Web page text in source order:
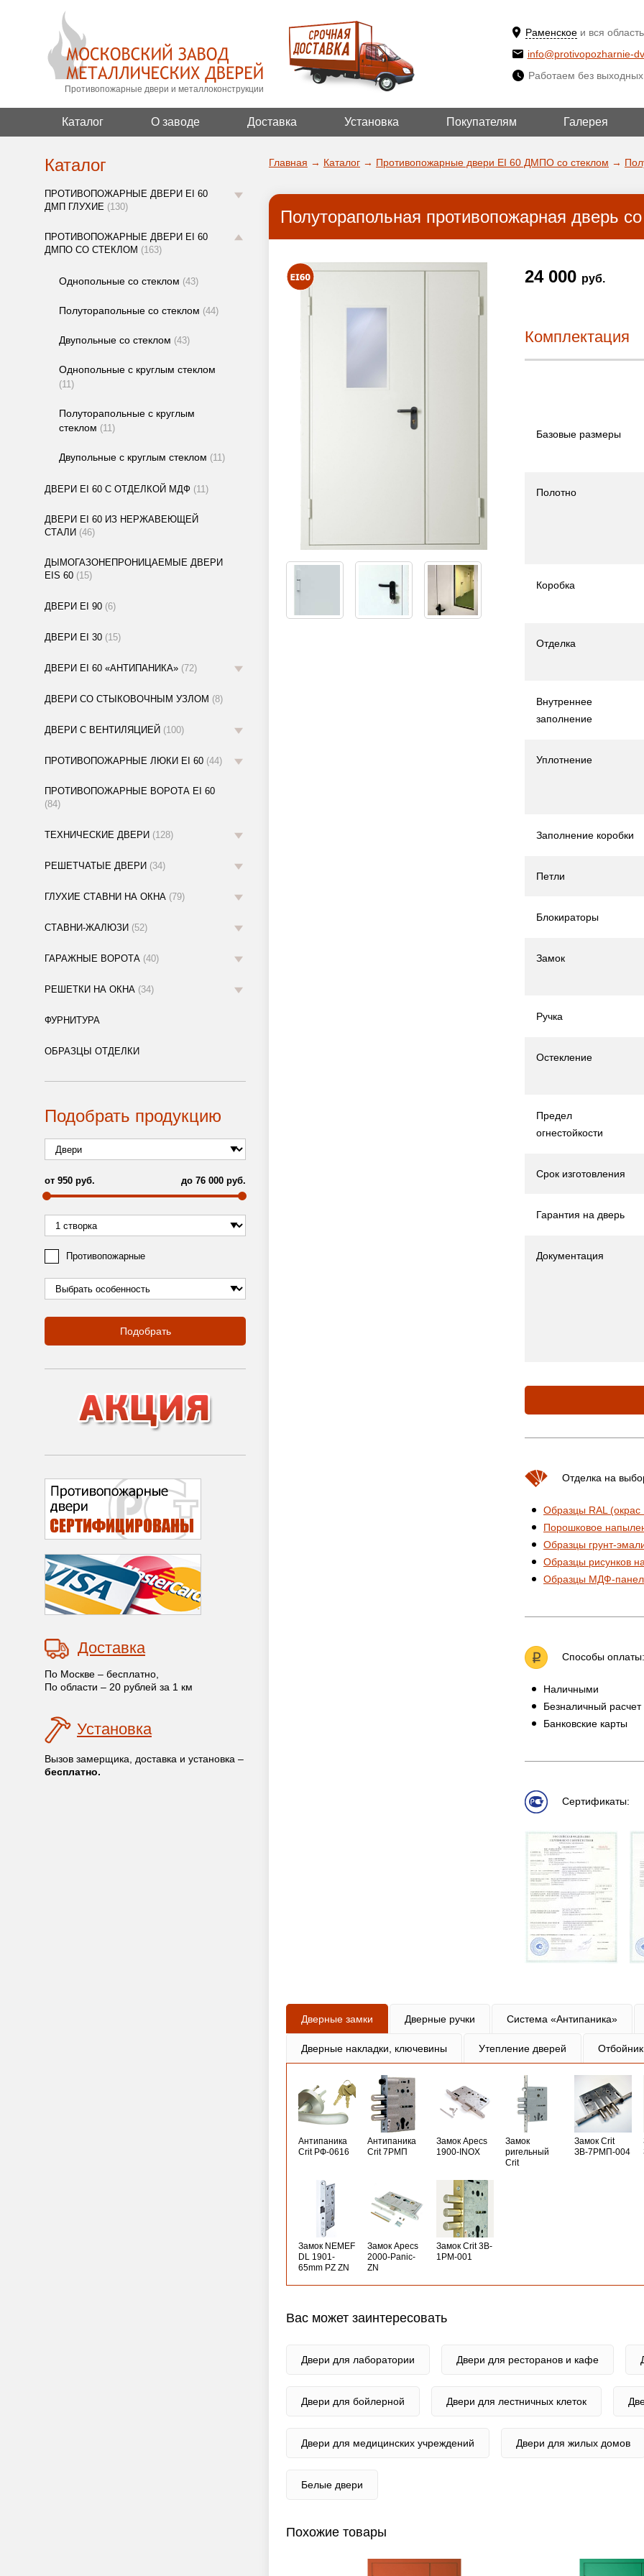
Противопожарные двери и металлоконструкции
Раменское и вся
ДА!
ВЫБРАТЬ
info@protivopozharnie-
Работаем без
Каталог О заводе Доставка Установка Покупателям Галерея
Каталог
ПРОТИВОПОЖАРНЫЕ ДВЕРИ EI 60
ДМП ГЛУХИЕ (130)
ПРОТИВОПОЖАРНЫЕ ДВЕРИ EI 60
ДМПО СО СТЕКЛОМ (163)
Однопольные со стеклом (43)
Полуторапольные со стеклом (44)
Двупольные со стеклом (43)
Однопольные с круглым стеклом
(11)
Полуторапольные с круглым
стеклом (11)
Двупольные с круглым стеклом (11)
ДВЕРИ EI 60 С ОТДЕЛКОЙ МДФ (11)
ДВЕРИ EI 60 ИЗ НЕРЖАВЕЮЩЕЙ
СТАЛИ (46)
ДЫМОГАЗОНЕПРОНИЦАЕМЫЕ ДВЕРИ
EIS 60 (15)
ДВЕРИ EI 90 (6)
ДВЕРИ EI 30 (15)
ДВЕРИ EI 60 «АНТИПАНИКА» (72)
ДВЕРИ СО СТЫКОВОЧНЫМ УЗЛОМ (8)
ДВЕРИ С ВЕНТИЛЯЦИЕЙ (100)
ПРОТИВОПОЖАРНЫЕ ЛЮКИ EI 60 (44)
ПРОТИВОПОЖАРНЫЕ ВОРОТА EI 60
(84)
ТЕХНИЧЕСКИЕ ДВЕРИ (128)
РЕШЕТЧАТЫЕ ДВЕРИ (34)
ГЛУХИЕ СТАВНИ НА ОКНА (79)
СТАВНИ-ЖАЛЮЗИ (52)
ГАРАЖНЫЕ ВОРОТА (40)
РЕШЕТКИ НА ОКНА (34)
ФУРНИТУРА
ОБРАЗЦЫ ОТДЕЛКИ
Подобрать продукцию
от 950 руб. до 76 000 руб.
Противопожарные
Подобрать
Доставка
По Москве – бесплатно,
По области – 20 рублей за 1 км
Установка
Вызов замерщика, доставка и установка –
бесплатно.
Главная → Каталог → Противопожарные двери EI 60 ДМПО со стеклом →
Полуторапольная противопожарная дверь
24 000 руб.
Комплектация
Базовые размеры
Полотно
Коробка
Отделка
Внутреннее
заполнение
Уплотнение
Заполнение коробки
Петли
Блокираторы
Замок
Ручка
Остекление
Предел
огнестойкости
Срок изготовления
Гарантия на дверь
Документация
Отделка на
Образцы RAL
Порошковое
Образцы грунт-
Образцы рисунков
Образцы МДФ-
Способы оплаты:
Наличными
Безналичный расчет
Банковские карты
Сертификаты:
Дверные замки Дверные ручки Система «Антипаника»
Дверные накладки, ключевины Утепление дверей
Антипаника
Crit РФ-0616
Антипаника
Crit 7РМП
Замок Apecs
1900-INOX
Замок
ригельный
Crit
Замок Crit
ЗВ-7РМП-004
Замок NEMEF
DL 1901-
65mm PZ ZN
Замок Apecs
2000-Panic-
ZN
Замок Crit 3B-
1PM-001
Вас может заинтересовать
Двери для лаборатории Двери для ресторанов и кафе
Двери для бойлерной Двери для лестничных клеток
Двери для медицинских учреждений Двери для жилых домов
Белые двери
Похожие товары